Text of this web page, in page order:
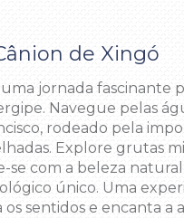
de Xingó
jornada fascinante
Navegue pelas
rodeado pela
Explore grutas
se com a beleza natural
único. Uma
sentidos e encanta a